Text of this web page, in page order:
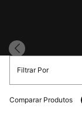
Filtrar Por
Filters Menu
Comparar Produtos